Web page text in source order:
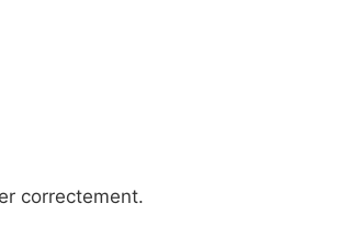
correctement.